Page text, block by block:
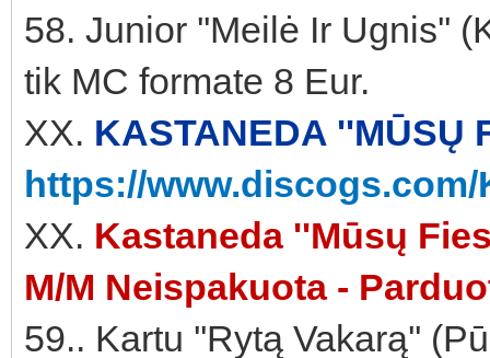
58. Junior ''Meilė Ir Ugnis''
tik MC formate 8 Eur.
XX. KASTANEDA ''MŪSŲ
https://www.discogs.com/
XX. Kastaneda ''Mūsų
M/M Neispakuota -
59.. Kartu ''Rytą Vakarą''